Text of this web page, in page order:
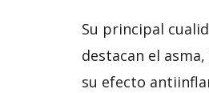
Su principal
destacan el
su efecto